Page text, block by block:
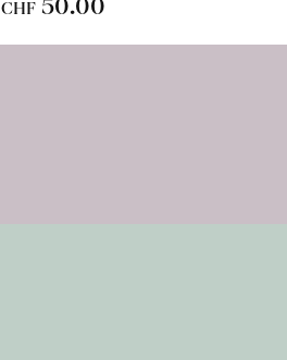
CHF
Warenkorb